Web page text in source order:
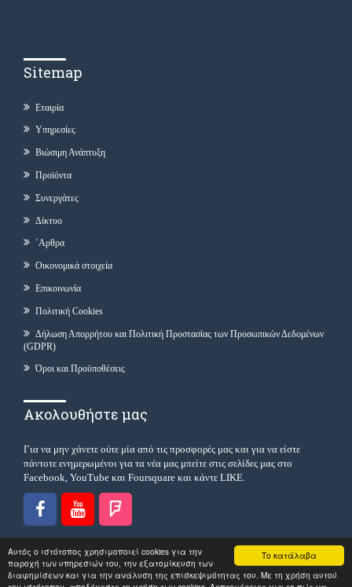
Το κατάλαβα
Αυτός ο ιστότοπος χρησιμοποιεί cookies για την
παροχή των υπηρεσιών του, την εξατομίκευση των
διαφημίσεων και για την ανάλυση της επισκεψιμότητας του. Με τη χρήση αυτού
Sitemap
Εταιρία
Υπηρεσίες
Βιώσιμη Ανάπτυξη
Προϊόντα
Συνεργάτες
Δίκτυο
΄Αρθρα
Οικονομικά στοιχεία
Επικοινωνία
Πολιτική Cookies
Δήλωση Απορρήτου και Πολιτική Προστασίας των Προσωπικών Δεδομένων
(GDPR)
Όροι και Προϋποθέσεις
Ακολουθήστε μας
Για να μην χάνετε ούτε μία από τις προσφορές μας και για να είστε
πάντοτε ενημερωμένοι για τα νέα μας μπείτε στις σελίδες μας στο
Facebook, YouTube και Foursquare και κάντε LIKE.
Copyright © 2026ILEP - CRYOTECH|